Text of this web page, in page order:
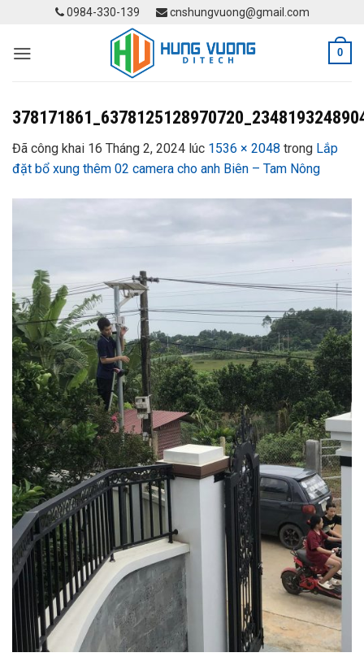
content
0984-330-139 cnshungvuong@gmail.com
0
Đã công khai 16 Tháng 2, 2024 lúc 1536 × 2048 trong Lắp
đặt bổ xung thêm 02 camera cho anh Biên – Tam Nông